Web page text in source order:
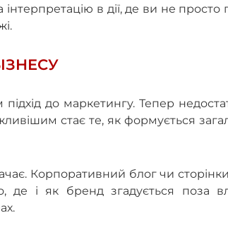
в дії, де ви не просто
підхід до маркетингу. Тепер
стає те, як формується
Корпоративний блог чи
де і як бренд згадується поза